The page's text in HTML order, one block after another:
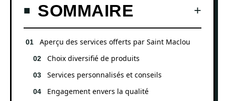
SOMMAIRE
Aperçu des services offerts par Saint Maclou
Choix diversifié de produits
Services personnalisés et conseils
Engagement envers la qualité